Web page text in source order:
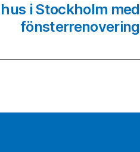
i Stockholm med
fönsterrenovering